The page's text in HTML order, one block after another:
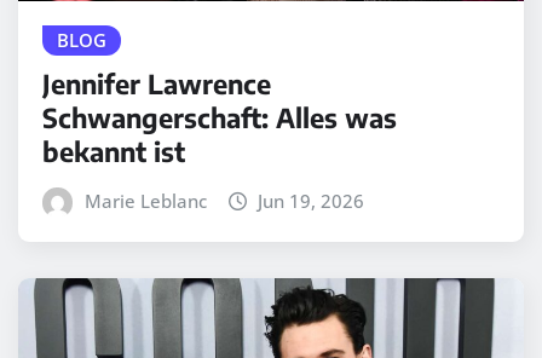
BLOG
Jennifer Lawrence
Schwangerschaft: Alles was
bekannt ist
Marie Leblanc Jun 19, 2026